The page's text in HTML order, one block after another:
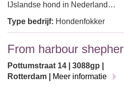
IJslandse hond in Nederland…
Type bedrijf: Hondenfokker
From harbour
Pottumstraat 14 | 3088gp |
Rotterdam |
Meer informatie